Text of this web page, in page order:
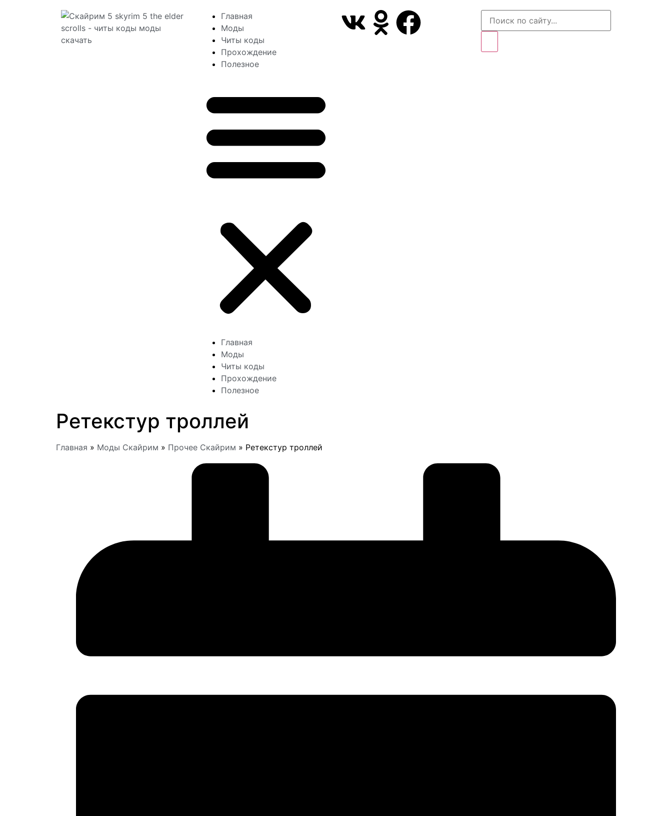
Главная
Моды
Читы коды
Прохождение
Полезное
Главная
Моды
Читы коды
Прохождение
Полезное
Ретекстур троллей
Главная » Моды Скайрим » Прочее Скайрим » Ретекстур троллей